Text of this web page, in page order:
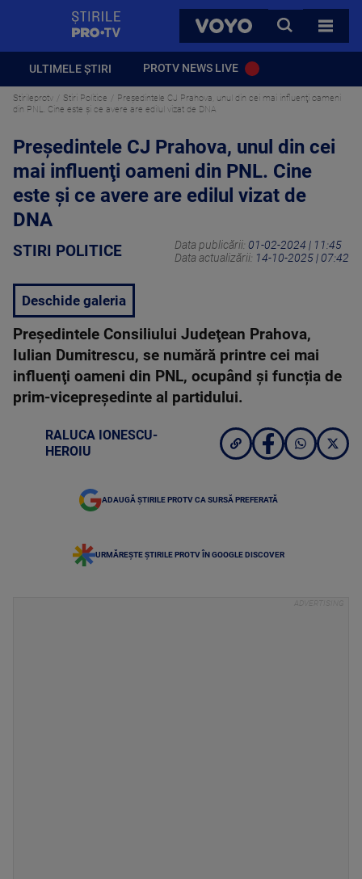
VOYO
CAUTA
TOATE
ULTIMELE ȘTIRI PROTV NEWS LIVE
Stirileprotv Stiri Politice
Preşedintele CJ Prahova, unul din cei mai influenţi oameni
din PNL. Cine este și ce avere are edilul vizat de DNA
Preşedintele CJ Prahova, unul din cei
mai influenţi oameni din PNL. Cine
este și ce avere are edilul vizat de
DNA
STIRI POLITICE Data publicării: 01-02-2024 | 11:45
Data actualizării: 14-10-2025 | 07:42
Deschide galeria
Preşedintele Consiliului Judeţean Prahova,
Iulian Dumitrescu, se numără printre cei mai
influenţi oameni din PNL, ocupând și funcția de
prim-vicepreşedinte al partidului.
RALUCA IONESCU-
HEROIU
ADAUGĂ ȘTIRILE PROTV CA SURSĂ PREFERATĂ
URMĂREȘTE ȘTIRILE PROTV ÎN GOOGLE DISCOVER